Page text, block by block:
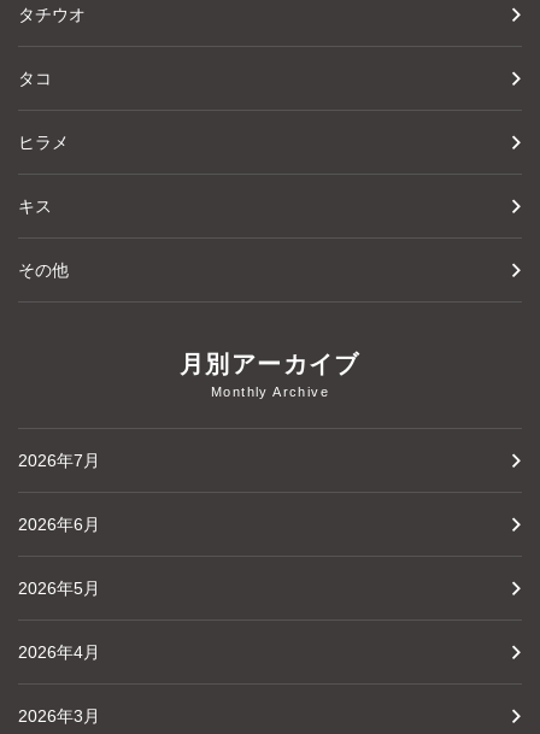
タチウオ
タコ
ヒラメ
キス
その他
月別アーカイブ
Monthly Archive
2026年7月
2026年6月
2026年5月
2026年4月
2026年3月